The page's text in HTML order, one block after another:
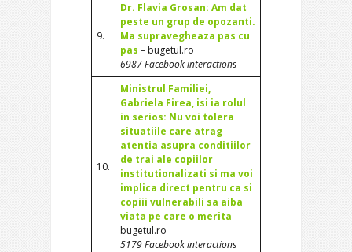
9.
Dr. Flavia Grosan: Am dat
peste un grup de opozanti.
Ma supravegheaza pas cu
pas – bugetul.ro
6987 Facebook interactions
10.
Ministrul Familiei,
Gabriela Firea, isi ia rolul
in serios: Nu voi tolera
situatiile care atrag
atentia asupra conditiilor
de trai ale copiilor
institutionalizati si ma voi
implica direct pentru ca si
copiii vulnerabili sa aiba
viata pe care o merita –
bugetul.ro
5179 Facebook interactions